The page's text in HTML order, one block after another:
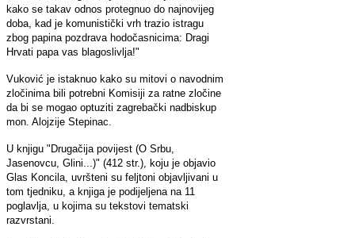
kako se takav odnos protegnuo do najnovijeg
doba, kad je komunistički vrh trazio istragu
zbog papina pozdrava hodočasnicima: Dragi
Hrvati papa vas blagoslivlja!"
Vuković je istaknuo kako su mitovi o navodnim
zločinima bili potrebni Komisiji za ratne zločine
da bi se mogao optuziti zagrebački nadbiskup
mon. Alojzije Stepinac.
U knjigu "Drugačija povijest (O Srbu,
Jasenovcu, Glini...)" (412 str.), koju je objavio
Glas Koncila, uvršteni su feljtoni objavljivani u
tom tjedniku, a knjiga je podijeljena na 11
poglavlja, u kojima su tekstovi tematski
razvrstani.